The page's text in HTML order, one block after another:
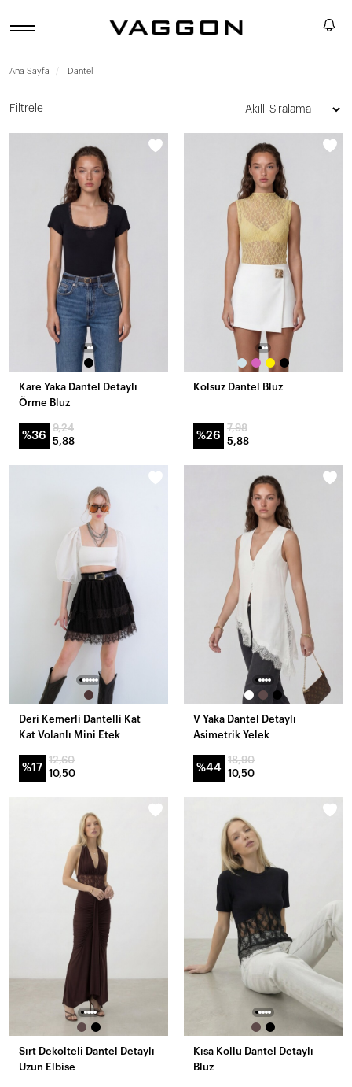
Ana Sayfa Dantel
Filtrele
Kare Yaka Dantel Detaylı
Örme Bluz
%36
9,24
5,88
Kolsuz Dantel Bluz
%26
7,98
5,88
Deri Kemerli Dantelli Kat
Kat Volanlı Mini Etek
%17
12,60
10,50
V Yaka Dantel Detaylı
Asimetrik Yelek
%44
18,90
10,50
Sırt Dekolteli Dantel Detaylı
Uzun Elbise
Kısa Kollu Dantel Detaylı
Bluz